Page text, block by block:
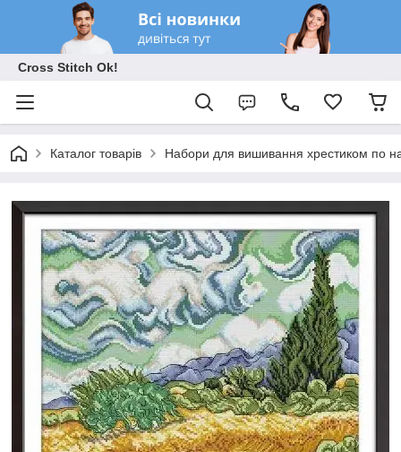
Cross Stitch Ok!
Каталог товарів Набори для вишивання хрестиком по